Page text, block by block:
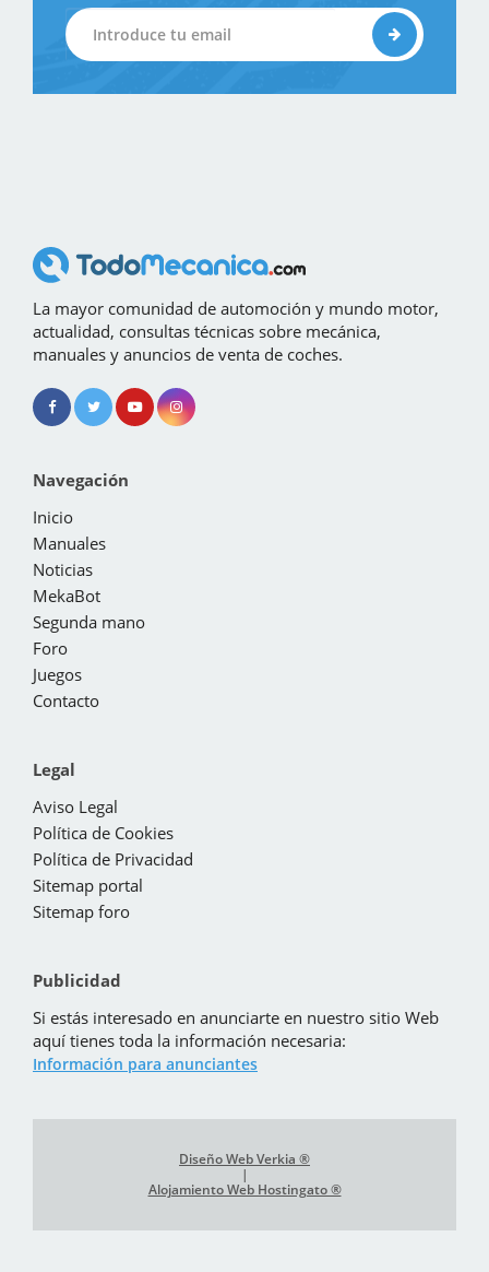
La mayor comunidad de automoción y mundo motor,
actualidad, consultas técnicas sobre mecánica,
manuales y anuncios de venta de coches.
Navegación
Inicio
Manuales
Noticias
MekaBot
Segunda mano
Foro
Juegos
Contacto
Legal
Aviso Legal
Política de Cookies
Política de Privacidad
Sitemap portal
Sitemap foro
Publicidad
Si estás interesado en anunciarte en nuestro sitio Web
aquí tienes toda la información necesaria:
Información para anunciantes
Diseño Web Verkia ®
|
Alojamiento Web Hostingato ®